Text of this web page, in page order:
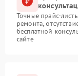
Точные прайс-
ремонта,
бесплатной
сайте